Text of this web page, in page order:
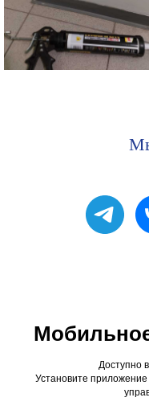
Доступно
Установите приложение